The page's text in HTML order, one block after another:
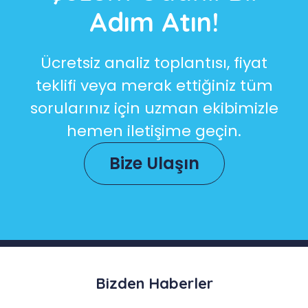
Adım Atın!
Ücretsiz analiz toplantısı, fiyat
teklifi veya merak ettiğiniz tüm
sorularınız için uzman ekibimizle
hemen iletişime geçin.
Bize Ulaşın
Bizden Haberler